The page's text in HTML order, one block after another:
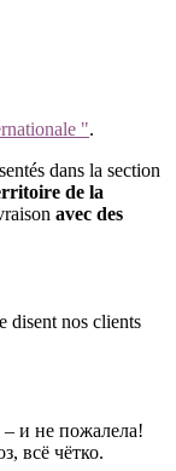
".
dans la section
de la
avec des
disent nos clients
и не пожалела!
всё чётко.